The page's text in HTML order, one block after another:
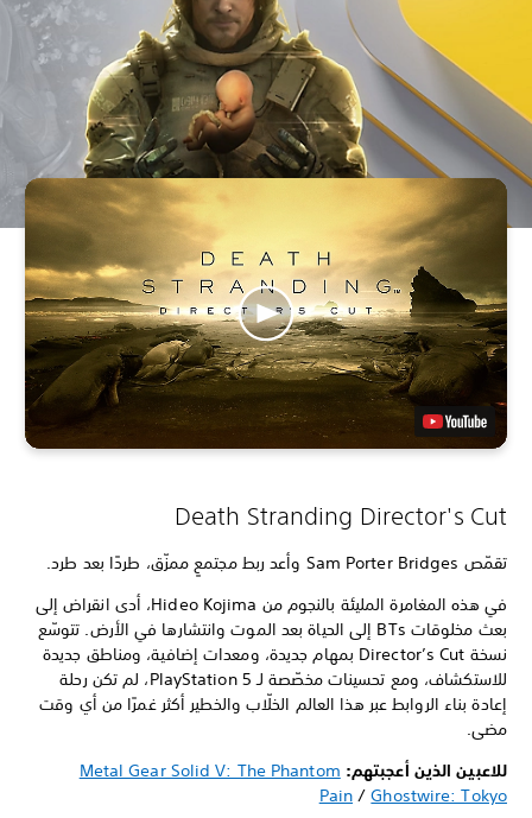
Death Stranding Director's Cut
تقمّص Sam Porter Bridges وأعد ربط مجتمعٍ ممزّق، طردًا بعد طرد.
في هذه المغامرة المليئة بالنجوم من Hideo Kojima، أدى انقراض إلى
بعث مخلوقات BTs إلى الحياة بعد الموت وانتشارها في الأرض. تتوسّع
نسخة Director’s Cut بمهام جديدة، ومعدات إضافية، ومناطق جديدة
للاستكشاف، ومع تحسينات مخصّصة لـ PlayStation 5، لم تكن رحلة
إعادة بناء الروابط عبر هذا العالم الخلّاب والخطير أكثر غمرًا من أي وقت
مضى.
للاعبين الذين أعجبتهم:Metal Gear Solid V: The Phantom
Pain/Ghostwire: Tokyo